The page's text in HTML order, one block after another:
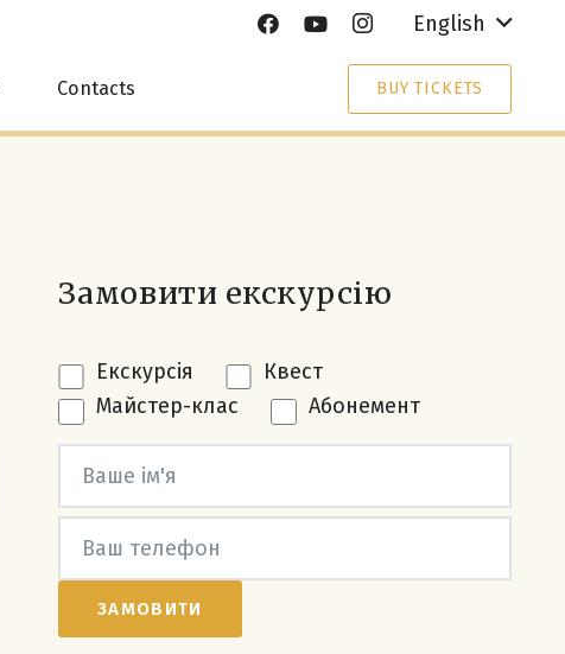
English
Contacts BUY TICKETS
Замовити екскурсію
Екскурсія
Квест
Майстер-клас
Абонемент